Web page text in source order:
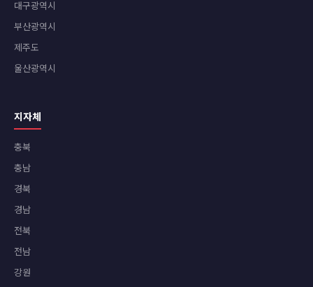
대구광역시
부산광역시
제주도
울산광역시
지자체
충북
충남
경북
경남
전북
전남
강원